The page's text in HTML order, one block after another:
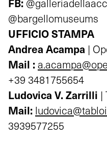
@bargellomuseums
UFFICIO STAMPA
Andrea Acampa |
Mail :
+39 3481755654
Ludovica V. Zarrilli |
Mail:
3939577255